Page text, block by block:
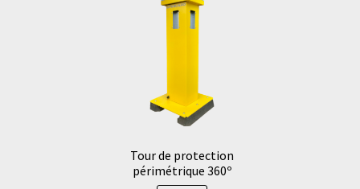
Tour de protection
périmétrique 360º